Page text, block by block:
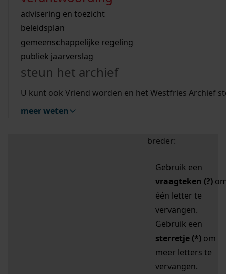
bouwvergunningen
omgevingsvergunningen
vergunningen
beeld en geluid
uitleg nodig?
Wij helpen u op weg met een aantal zoektips.
bekijk alle zoektips
Wij helpen u op weg met een aantal zoektips.
bekijk alle zoektips
bekijk ons geschiedenislokaal
advisering en toezicht
beleidsplan
gemeenschappelijke regeling
publiek jaarverslag
steun het archief
U kunt ook Vriend worden en het Westfries Archief
meer weten
zoektips
Mijn Studiezaal (inloggen)
uw zoekopdracht te
breder:
Gebruik een
vraagteken (?)
één letter te
vervangen.
Gebruik een
sterretje (*) om
meer letters te
vervangen.